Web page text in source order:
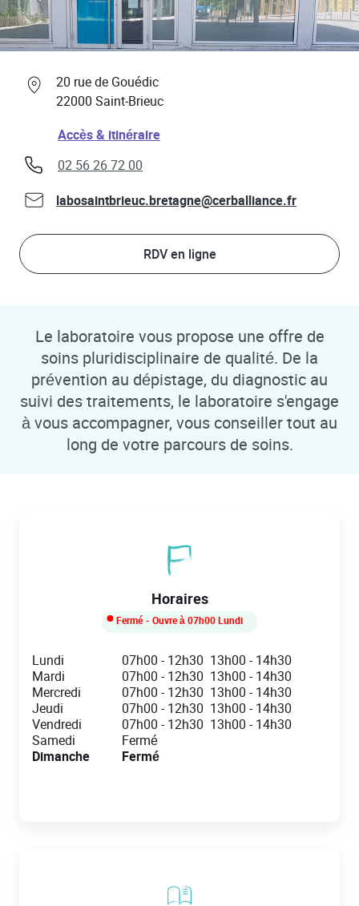
Professionnels de santé
20 rue de Gouédic
22000 Saint-Brieuc
Link Opens in New Tab
Accès & itinéraireLink Opens in New Tab
phone
02 56 26 72 00
labosaintbrieuc.bretagne@cerballiance.fr
RDV en ligne
Le laboratoire vous propose une offre de
soins pluridisciplinaire de qualité. De la
prévention au dépistage, du diagnostic au
suivi des traitements, le laboratoire s'engage
à vous accompagner, vous conseiller tout au
long de votre parcours de soins.
Horaires
Fermé- Ouvre à 07h00Lundi
Day of the WeekHours
Lundi 07h00 -12h30 13h00 -14h30
Mardi
07h00 -12h30 13h00 -14h30
Mercredi
07h00 -12h30 13h00 -14h30
Jeudi
07h00 -12h30 13h00 -14h30
Vendredi
07h00 -12h30 13h00 -14h30
Samedi
Fermé
Dimanche
Fermé